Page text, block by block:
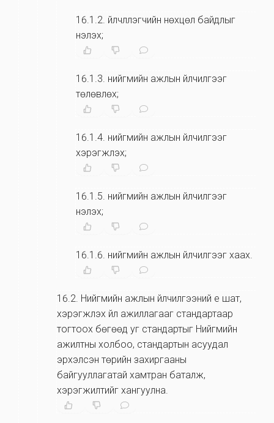
16.1.2. үйлчлүүлэгчийн нөхцөл байдлыг
үнэлэх;
16.1.3. нийгмийн ажлын үйлчилгээг
төлөвлөх;
16.1.4. нийгмийн ажлын үйлчилгээг
хэрэгжүүлэх;
16.1.5. нийгмийн ажлын үйлчилгээг
үнэлэх;
16.1.6. нийгмийн ажлын үйлчилгээг хаах.
16.2. Нийгмийн ажлын үйлчилгээний үе шат,
хэрэгжүүлэх үйл ажиллагааг стандартаар
тогтоох бөгөөд уг стандартыг Нийгмийн
ажилтны холбоо, стандартын асуудал
эрхэлсэн төрийн захиргааны
байгууллагатай хамтран баталж,
хэрэгжилтийг хангуулна.